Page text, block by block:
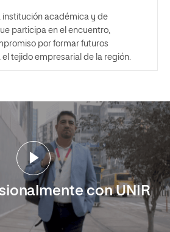
institución académica y de
participa en el encuentro,
por formar futuros
tejido empresarial de la región.
con UNIR